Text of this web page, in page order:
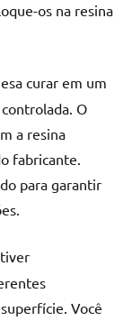
os na resina
curar em um
O
a resina
fabricante.
para garantir
Você